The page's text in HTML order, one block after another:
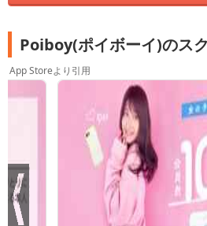
Poiboy(ポイボーイ)のス
App Storeより引用